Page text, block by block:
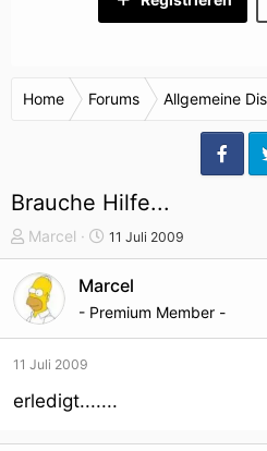
Home Forums Allgemeine
Brauche Hilfe...
T
h
e
m
e
s
t
r
Marcel
S
t
a
m
11 Juli 2009
Marcel
- Premium Member -
11 Juli 2009
erledigt.......